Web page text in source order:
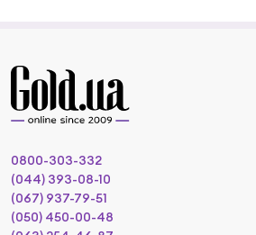
0800-303-332
(044) 393-08-10
(067) 937-79-51
(050) 450-00-48